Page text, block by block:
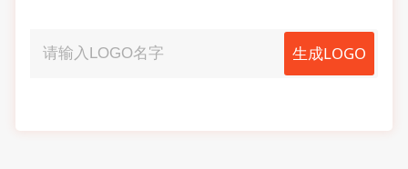
生成LOGO